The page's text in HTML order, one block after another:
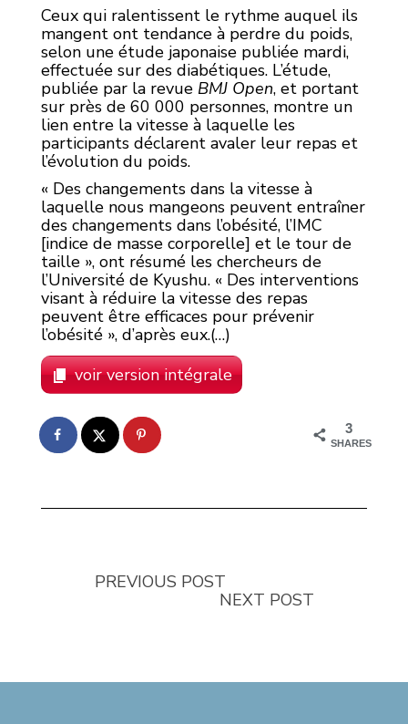
Ceux qui ralentissent le rythme auquel ils
mangent ont tendance à perdre du poids,
selon une étude japonaise publiée mardi,
effectuée sur des diabétiques. L’étude,
publiée par la revue BMJ Open, et portant
sur près de 60 000 personnes, montre un
lien entre la vitesse à laquelle les
participants déclarent avaler leur repas et
l’évolution du poids.
« Des changements dans la vitesse à
laquelle nous mangeons peuvent entraîner
des changements dans l’obésité, l’IMC
[indice de masse corporelle] et le tour de
taille », ont résumé les chercheurs de
l’Université de Kyushu. « Des interventions
visant à réduire la vitesse des repas
peuvent être efficaces pour prévenir
l’obésité », d’après eux.(…)
voir version intégrale
3
SHARES
PREVIOUS POST
NEXT POST